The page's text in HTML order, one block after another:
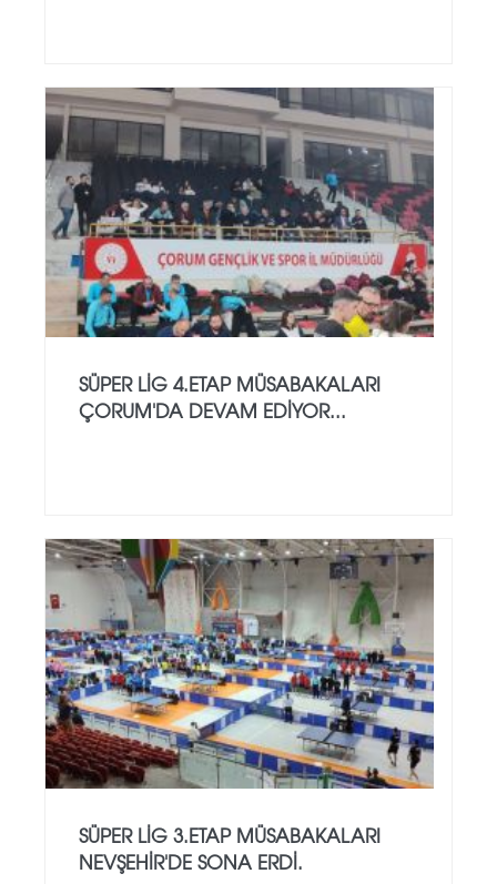
SÜPER LİG 4.ETAP MÜSABAKALARI
ÇORUM'DA DEVAM EDİYOR...
SÜPER LİG 3.ETAP MÜSABAKALARI
NEVŞEHİR'DE SONA ERDİ.